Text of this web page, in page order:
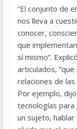
“El conjunto de
nos lleva a
conocer,
que
sí mismo”.
articulados,
relaciones de
Por ejemplo,
tecnologías para
un sujeto, hablar